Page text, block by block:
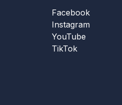
Facebook
Instagram
YouTube
TikTok